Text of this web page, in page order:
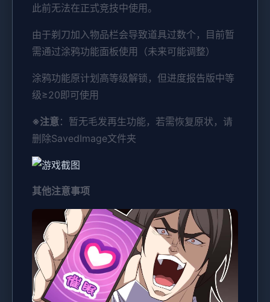
此前无法在正式竞技中使用。
由于剃刀加入物品栏会导致道具过数个，目前暂
需通过涂鸦功能面板使用（未来可能调整）
涂鸦功能原计划高等级解锁，但进度报告版中等
级≥20即可使用
※注意：暂无毛发再生功能，若需恢复原状，请
删除SavedImage文件夹
其他注意事项